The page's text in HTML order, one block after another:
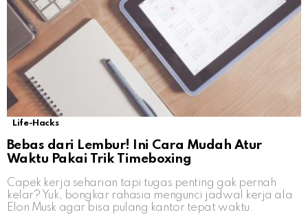
Life-Hacks
Bebas dari Lembur! Ini Cara Mudah Atur
Waktu Pakai Trik Timeboxing
Capek kerja seharian tapi tugas penting gak pernah
kelar? Yuk, bongkar rahasia mengunci jadwal kerja ala
Elon Musk agar bisa pulang kantor tepat waktu.